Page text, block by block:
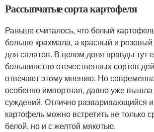
Рассыпчатые сорта картофеля
Раньше считалось, что белый
больше крахмала, а красный и
для салатов. В целом доля правды тут
большинство отечественных сортов
отвечают этому мнению. Но
особенно импортная, давно уже вышла
суждений. Отлично разваривающийся
картофель можно встретить не только
белой, но и с желтой мякотью.